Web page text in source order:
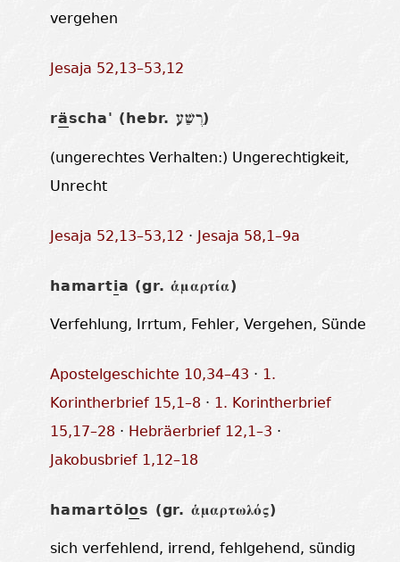
vergehen
Jesaja 52,13–53,12
räscha' (hebr.רֶשַׁע)
(ungerechtes Verhalten:) Ungerechtigkeit,
Unrecht
Jesaja 52,13–53,12 · Jesaja 58,1–9a
hamartia (gr.ἁμαρτία)
Verfehlung, Irrtum, Fehler, Vergehen, Sünde
Apostelgeschichte 10,34–43 · 1.
Korintherbrief 15,1–8 · 1. Korintherbrief
15,17–28 · Hebräerbrief 12,1–3 ·
Jakobusbrief 1,12–18
hamartōlos (gr. ἁμαρτωλός)
sich verfehlend, irrend, fehlgehend, sündig